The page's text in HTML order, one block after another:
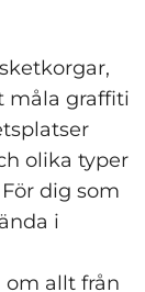
måla graffiti
olika typer
dig som
i
om allt från